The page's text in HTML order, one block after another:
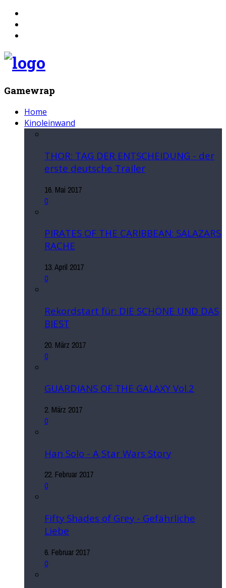
Gamewrap
Home
Kinoleinwand
THOR: TAG DER ENTSCHEIDUNG - der
erste deutsche Trailer
16. Mai 2017
0
PIRATES OF THE CARIBBEAN: SALAZARS
RACHE
13. April 2017
0
Rekordstart für: DIE SCHÖNE UND DAS
BIEST
20. März 2017
0
GUARDIANS OF THE GALAXY Vol.2
2. März 2017
0
Han Solo - A Star Wars Story
22. Februar 2017
0
Fifty Shades of Grey - Gefährliche
Liebe
6. Februar 2017
0